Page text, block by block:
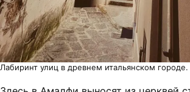
Лабиринт улиц в древнем итальянском городе.